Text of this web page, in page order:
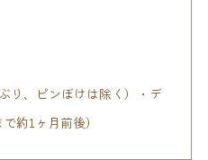
り、ピンぼけは除く）・デ
約1ヶ月前後）